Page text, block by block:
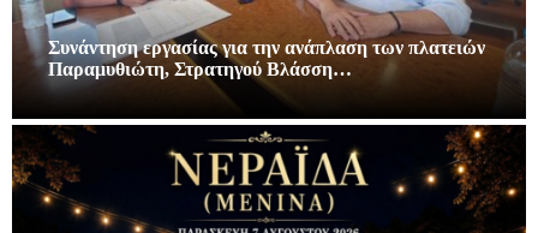
Συνάντηση εργασίας για την ανάπλαση των πλατειών
Παραμυθιώτη, Στρατηγού Βλάσση…